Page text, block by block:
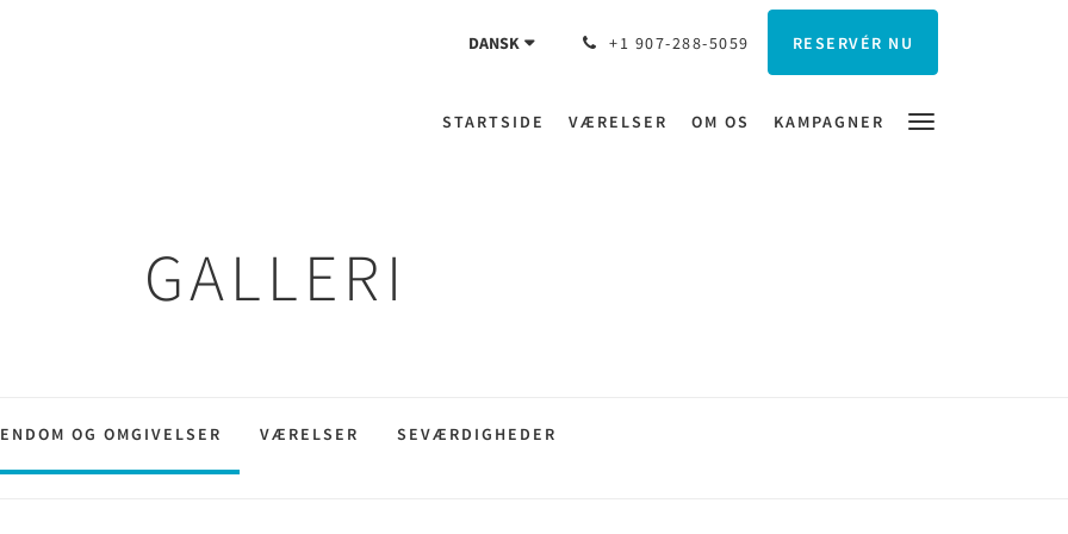
DANSK +1 907-288-5059 RESERVÉR NU
STARTSIDE VÆRELSER OM OS KAMPAGNER
GALLERI
OG OMGIVELSER VÆRELSER SEVÆRDIGHEDER